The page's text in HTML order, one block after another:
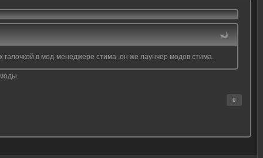
в мод-менеджере стима ,он же лаунчер модов стима.
0